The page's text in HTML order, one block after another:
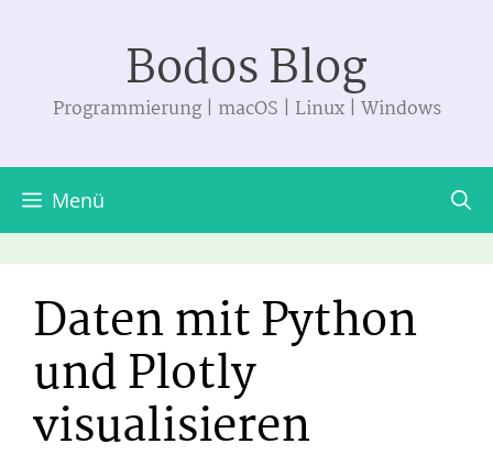
springen
Bodos Blog
Programmierung | macOS | Linux | Windows
Menü
Daten mit Python
und Plotly
visualisieren